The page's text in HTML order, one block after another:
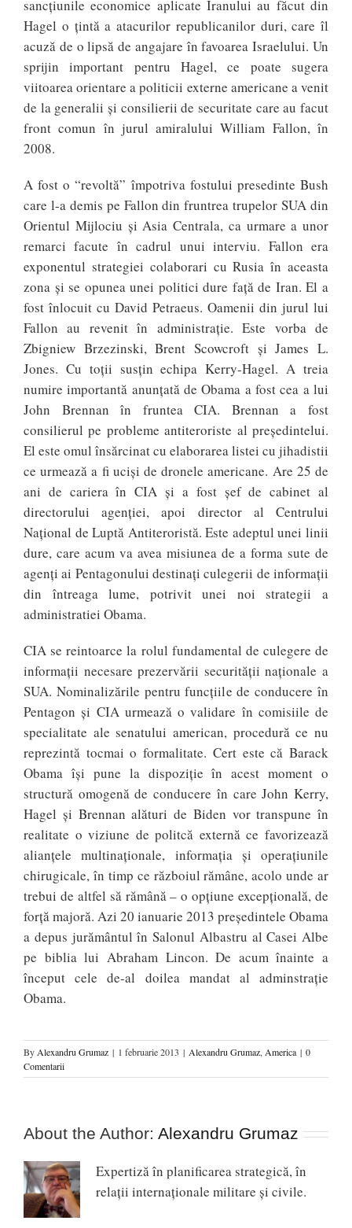
sancţiunile economice aplicate Iranului au făcut din
Hagel o ţintă a atacurilor republicanilor duri, care îl
acuză de o lipsă de angajare în favoarea Israelului. Un
sprijin important pentru Hagel, ce poate sugera
viitoarea orientare a politicii externe americane a venit
de la generalii și consilierii de securitate care au facut
front comun în jurul amiralului William Fallon, în
2008.
A fost o “revoltă” împotriva fostului presedinte Bush
care l-a demis pe Fallon din fruntrea trupelor SUA din
Orientul Mijlociu și Asia Centrala, ca urmare a unor
remarci facute în cadrul unui interviu. Fallon era
exponentul strategiei colaborari cu Rusia în aceasta
zona și se opunea unei politici dure față de Iran. El a
fost înlocuit cu David Petraeus. Oamenii din jurul lui
Fallon au revenit în administrație. Este vorba de
Zbigniew Brzezinski, Brent Scowcroft și James L.
Jones. Cu toții susțin echipa Kerry-Hagel. A treia
numire importantă anunțată de Obama a fost cea a lui
John Brennan în fruntea CIA. Brennan a fost
consilierul pe probleme antiteroriste al președintelui.
El este omul însărcinat cu elaborarea listei cu jihadistii
ce urmează a fi uciși de dronele americane. Are 25 de
ani de cariera în CIA și a fost șef de cabinet al
directorului agenției, apoi director al Centrului
Național de Luptă Antiteroristă. Este adeptul unei linii
dure, care acum va avea misiunea de a forma sute de
agenți ai Pentagonului destinați culegerii de informații
din întreaga lume, potrivit unei noi strategii a
administratiei Obama.
CIA se reintoarce la rolul fundamental de culegere de
informații necesare prezervării securității naționale a
SUA. Nominalizările pentru funcţiile de conducere în
Pentagon şi CIA urmează o validare în comisiile de
specialitate ale senatului american, procedură ce nu
reprezintă tocmai o formalitate. Cert este că Barack
Obama îşi pune la dispoziţie în acest moment o
structură omogenă de conducere în care John Kerry,
Hagel şi Brennan alături de Biden vor transpune în
realitate o viziune de politcă externă ce favorizează
alianţele multinaţionale, informaţia şi operaţiunile
chirugicale, în timp ce războiul rămâne, acolo unde ar
trebui de altfel să rămână – o opţiune excepţională, de
forţă majoră. Azi 20 ianuarie 2013 președintele Obama
a depus jurământul în Salonul Albastru al Casei Albe
pe biblia lui Abraham Lincon. De acum înainte a
început cele de-al doilea mandat al adminstrație
Obama.
By Alexandru Grumaz | 1 februarie 2013 | Alexandru Grumaz, America | 0
Comentarii
About the Author: Alexandru Grumaz
Expertiză în planificarea strategică, în
relaţii internaţionale militare şi civile.